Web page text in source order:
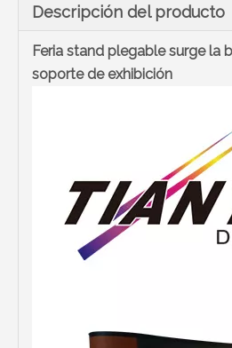
Descripción del producto
Feria stand plegable surge la
soporte de exhibición